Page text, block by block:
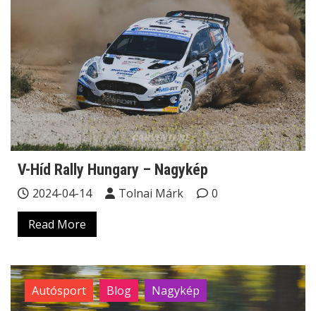
V-Híd Rally Hungary – Nagykép
2024-04-14 Tolnai Márk
0
Read More
Autósport Blog Nagykép